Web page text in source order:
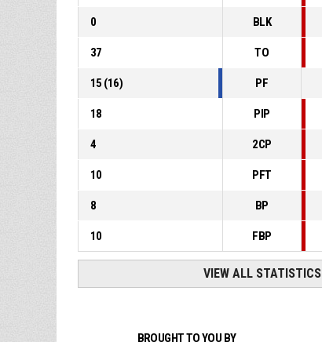
0 BLK
37 TO
15 (16) PF
18 PIP
4 2CP
10 PFT
8 BP
10 FBP
VIEW ALL STATISTICS
BROUGHT TO YOU BY